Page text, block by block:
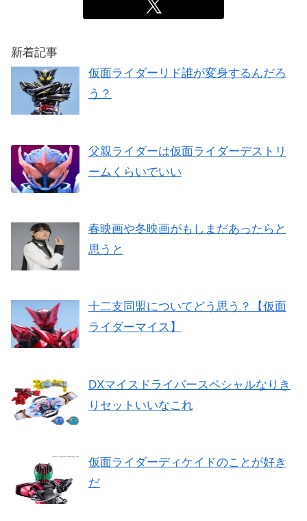
新着記事
仮面ライダーリド誰が変身するんだろ
う？
父親ライダーは仮面ライダーデストリ
ームくらいでいい
春映画や冬映画がもしまだあったらと
思うと
十二支同盟についてどう思う？【仮面
ライダーマイス】
DXマイスドライバースペシャルなりき
りセットいいなこれ
仮面ライダーディケイドのことが好き
だ